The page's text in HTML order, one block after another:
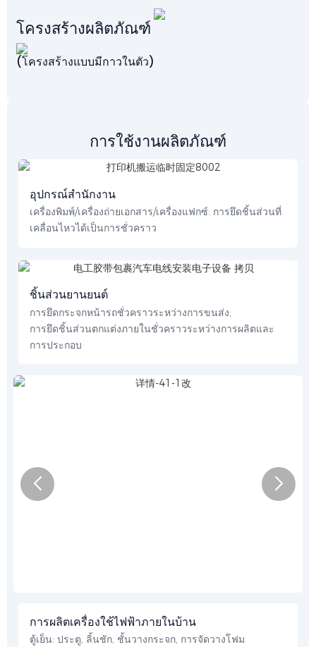
โครงสร้างผลิตภัณฑ์
(โครงสร้างแบบมีกาวในตัว)
การใช้งานผลิตภัณฑ์
อุปกรณ์สำนักงาน
เครื่องพิมพ์/เครื่องถ่ายเอกสาร/เครื่องแฟกซ์: การยึดชิ้นส่วนที่
เคลื่อนไหวได้เป็นการชั่วคราว
ชิ้นส่วนยานยนต์
การยึดกระจกหน้ารถชั่วคราวระหว่างการขนส่ง;
การยึดชิ้นส่วนตกแต่งภายในชั่วคราวระหว่างการผลิตและ
การประกอบ
การผลิตเครื่องใช้ไฟฟ้าภายในบ้าน
ตู้เย็น: ประตู, ลิ้นชัก, ชั้นวางกระจก, การจัดวางโฟม